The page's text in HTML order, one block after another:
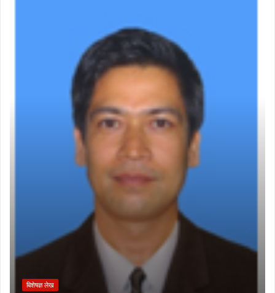
बिशेषज्ञ लेख